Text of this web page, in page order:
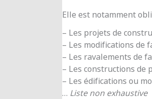
Elle est notamment
– Les projets de
– Les modifications de
– Les ravalements de
– Les constructions de
– Les édifications ou
… Liste non exhaustive